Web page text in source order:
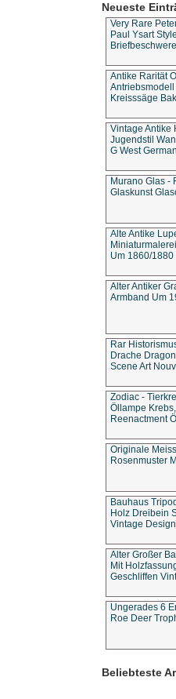
Neueste
Very Rare
Paul Ysart
Antike Rarität
Kreisssäge
Vintage Antike
Jugendstil
G West
Murano Glas -
Glaskunst
Alte Antike
Um 1860/1880
Alter Antiker
Armband Um
Rar
Drache
Scene Art
Zodiac -
Öllampe
Reenactment
Originale
Rosenmuster
Bauhaus
Holz Dreibein
Vintage
Alter Großer
Mit
Geschliffen
Ungerades 6
Roe Deer
Beliebteste